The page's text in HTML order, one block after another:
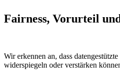
Fairness, Vorurteil
Wir erkennen an, dass
widerspiegeln oder verstärken